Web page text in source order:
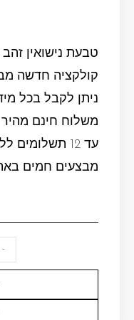
קולקציה חדשה מבצע
ניתן לקבל בכל
משלוח חינם
עד 12 תשלומים ללא ריבית
מבצעים חמים
-